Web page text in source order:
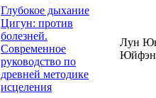
Глубокое дыхание
Цигун: против
болезней.
Современное
руководство по
древней методике
исцеления
Лун
Юйфэн